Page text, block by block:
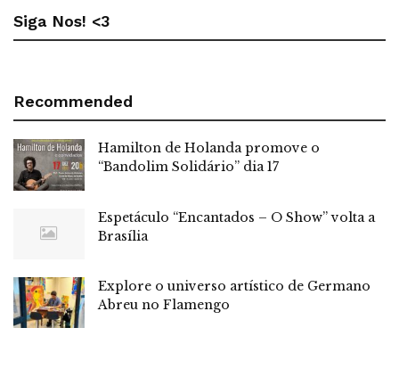
Siga Nos! <3
Recommended
Hamilton de Holanda promove o
“Bandolim Solidário” dia 17
Espetáculo “Encantados – O Show” volta a
Brasília
Explore o universo artístico de Germano
Abreu no Flamengo